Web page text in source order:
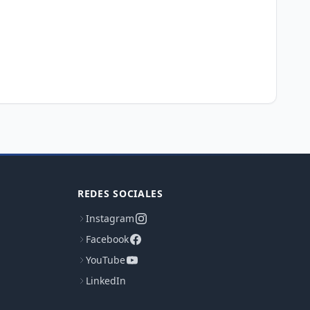
REDES SOCIALES
Instagram
Facebook
YouTube
LinkedIn